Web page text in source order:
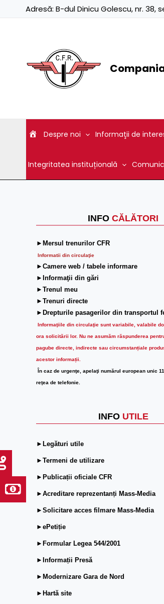
Adresă: B-dul Dinicu Golescu, nr. 38,
Despre noi Informaţii de
Integritatea instituțională
INFO CĂLĂTORI
►Mersul trenurilor CFR
Informatii din circulaţie
►Camere web / tabele informare
►Informaţii din gări
►Trenul meu
►Trenuri directe
►Drepturile pasagerilor din transportul
Informaţiile din circulaţie sunt variabile, valabile
ora solicitării lor. Nu ne asumăm răspunderea
pagube directe, indirecte sau circumstanțiale
acestor informații.
În caz de urgenţe, apelaţi numărul european unic
reţea de telefonie.
INFO UTILE
►Legături utile
►Termeni de utilizare
►Publicații oficiale CFR
►Acreditare reprezentanți Mass-Media
►Solicitare acces filmare Mass-Media
►ePetiție
►Formular Legea 544/2001
►Informații Presă
►Modernizare Gara de Nord
►Hartă site